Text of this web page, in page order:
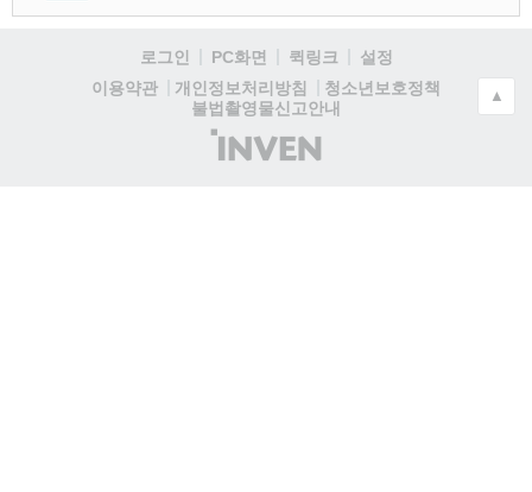
로그인 PC화면 퀵링크
설정
이용약관
개인정보처리방침
청소년보호정책
불법촬영물신고안내
(주)
인
▲